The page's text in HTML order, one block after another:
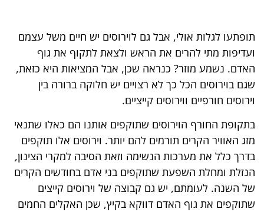
תופתעו לגלות אולי, אבל גם לוירוסים יש חיים משל עצמם
ועדיפות מתי להרים את הראש ולצאת לתקוף את גוף
האדם. נשמע מוזר? כנראה שכן, אבל המציאות היא כזאת,
שגם בוירוסים הכל כך לא רצויים יש חלוקה ברורה בין
וירוסים חורפיים ווירוסים קייציים.
בתקופת החורף הוירוסים שתוקפים אותנו הם כאלו שתנאי
מזג האוויר הקרים תורמים להם יותר. וירוסים אלו תוקפים
בדרך כלל את מערכות הנשימה וזאת הסיבה למקרי הצינון,
הנזלת ומחלת השפעת שתוקפים בני אדם בחודשים הקרים
של השנה. לעומתם, יש גם קבוצה של וירוסים קייצים
שתוקפים את גוף האדם דווקא בקיץ, שכן האקלים החמים